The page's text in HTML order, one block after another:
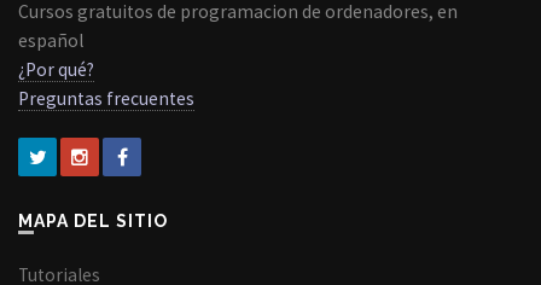
Cursos gratuitos de programacion de ordenadores, en
español
¿Por qué?
Preguntas frecuentes
MAPA DEL SITIO
Tutoriales